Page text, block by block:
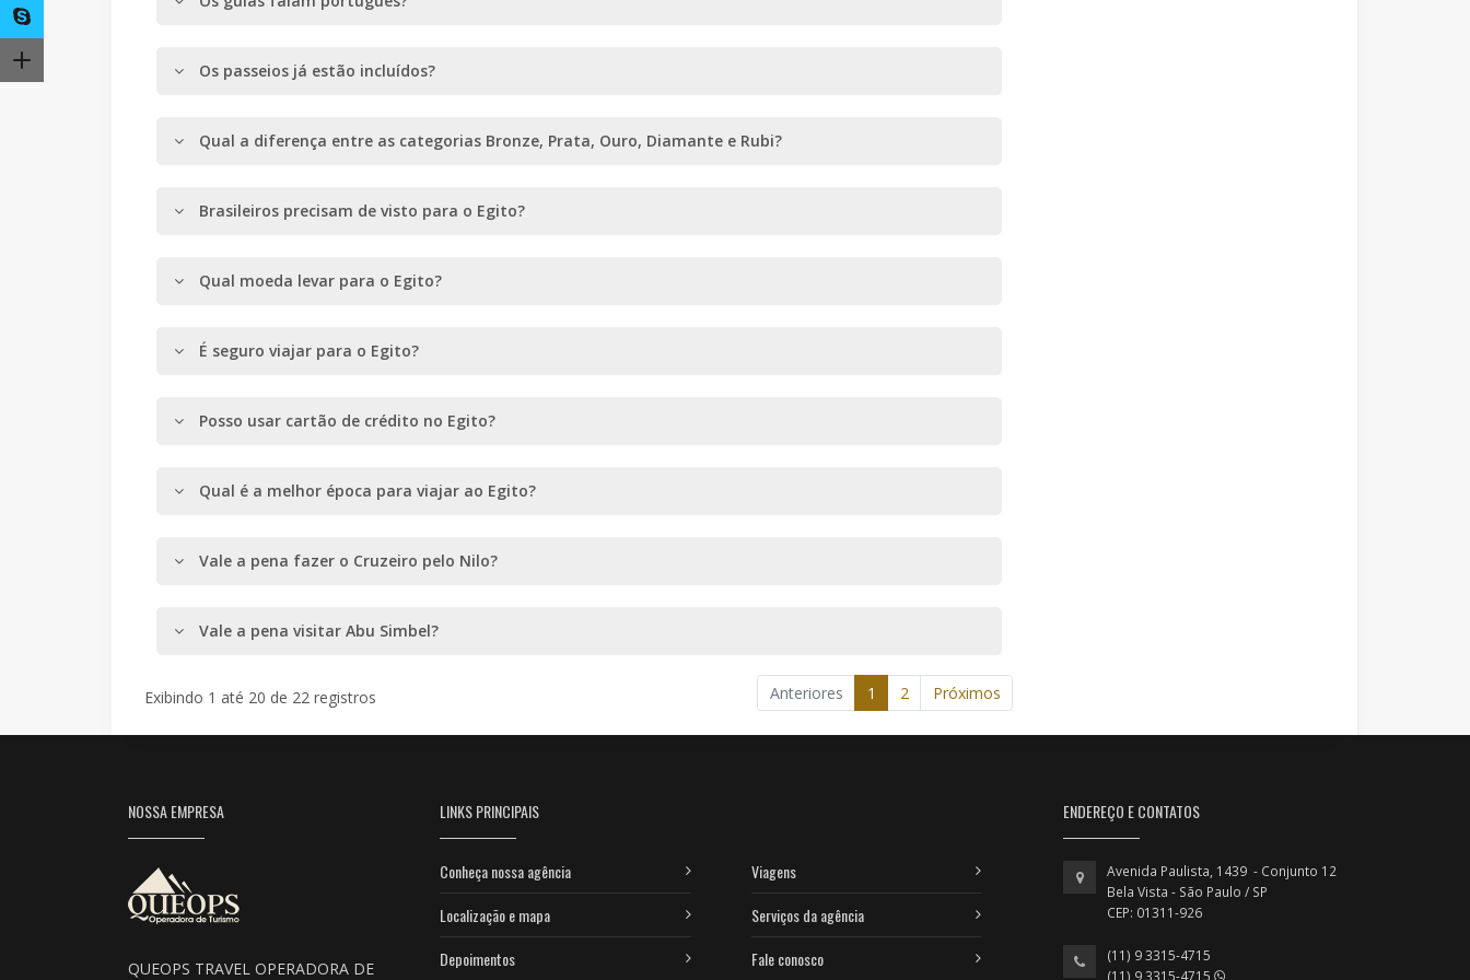
Os passeios já estão incluídos?
Qual a diferença entre as categorias Bronze, Prata, Ouro, Diamante e Rubi?
Brasileiros precisam de visto para o Egito?
Qual moeda levar para o Egito?
É seguro viajar para o Egito?
Posso usar cartão de crédito no Egito?
Qual é a melhor época para viajar ao Egito?
Vale a pena fazer o Cruzeiro pelo Nilo?
Vale a pena visitar Abu Simbel?
Exibindo 1 até 20 de 22 registros Anteriores 1 2 Próximos
NOSSA EMPRESA
QUEOPS TRAVEL OPERADORA DE
LINKS PRINCIPAIS
Conheça nossa agência
Localização e mapa
Depoimentos
Viagens
Serviços da agência
Fale conosco
ENDEREÇO E CONTATOS
Avenida Paulista, 1439 - Conjunto 12
Bela Vista - São Paulo / SP
CEP: 01311-926
(11) 9 3315-4715
(11) 9 3315-4715